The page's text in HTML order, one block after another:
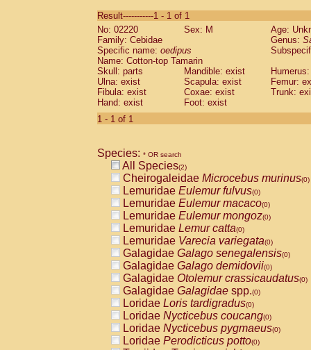
CebidaeSaguinus labiatus(0)
Cebidae Saguinus leucopus (0)
Cebidae
CebidaeSaguinus mystax
Cebidae Saguinus nigricollis (1)
Cebidae Saguinus oedipus
Cebidae Saguinus weddelli
Cebidae Saguinusspp.
Cebidae
CebidaeCebus capucinus
CebidaeCebus nigrivittatus
CebidaeCebus spp.(0)
CebidaeSaimiri boliviensis(0)
CebidaeSaimiri sciureus(0)
AtelidaeAlouatta caraya(0)
AtelidaeAlouatta fusca(0)
AtelidaeAlouatta seniculus(0)
AtelidaeAlouattaspp.(0)
AtelidaeAteles belzebuth(0)
AtelidaeAteles geoffroyi(0)
AtelidaeAteles paniscus(0)
AtelidaeAtelesspp.(0)
AtelidaeLagothrix lagothricha(0)
AtelidaeLagothrix lagothricha cana
PitheciidaeCacajao calvus
Result-----------1 - 1 of 1
No: 02220
Sex: M
Age:
Family: Cebidae
Genus:
Specific name: oedipus
Name: Cotton-top Tamarin
Skull: parts
Mandible: exist
Ulna: exist
Scapula: exist
Femur:
Fibula: exist
Coxae: exist
Trunk:
Hand: exist
Foot: exist
1 - 1 of 1
Species: * OR search
All Species(2)
Cheirogaleidae Microcebus murinus(0)
Lemuridae Eulemur fulvus(0)
Lemuridae Eulemur macaco(0)
Lemuridae Eulemur mongoz(0)
Lemuridae Lemur catta(0)
Lemuridae Varecia variegata(0)
Galagidae Galago senegalensis(0)
Galagidae Galago demidovii(0)
Galagidae Otolemur crassicaudatus(0)
Galagidae Galagidae spp.(0)
Loridae Loris tardigradus(0)
Loridae Nycticebus coucang(0)
Loridae Nycticebus pygmaeus(0)
Loridae Perodicticus potto(0)